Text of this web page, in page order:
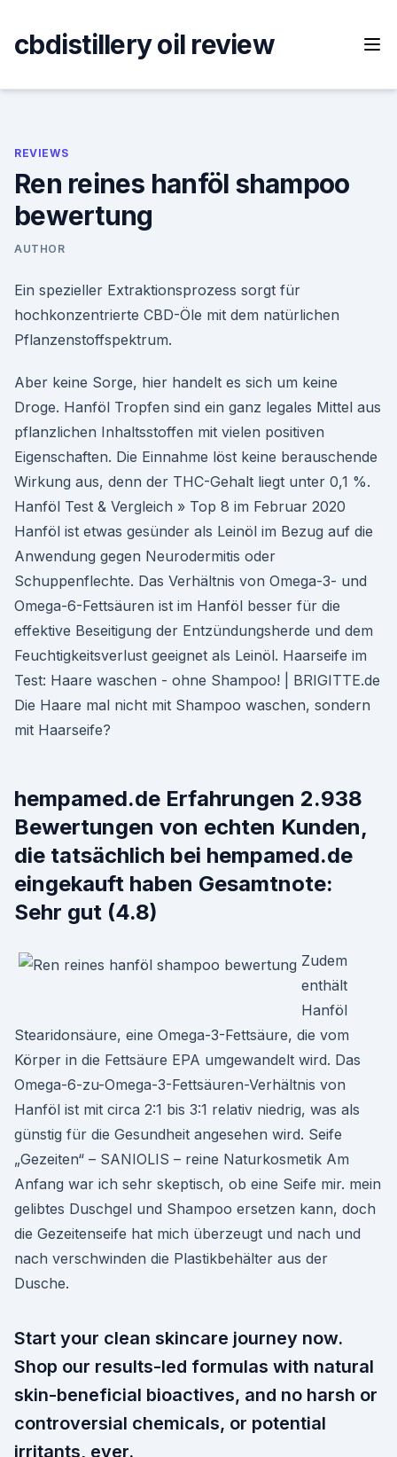
content
cbdistillery oil review
REVIEWS
Ren reines hanföl shampoo
bewertung
AUTHOR
Ein spezieller Extraktionsprozess sorgt für
hochkonzentrierte CBD-Öle mit dem natürlichen
Pflanzenstoffspektrum.
Aber keine Sorge, hier handelt es sich um keine
Droge. Hanföl Tropfen sind ein ganz legales Mittel aus
pflanzlichen Inhaltsstoffen mit vielen positiven
Eigenschaften. Die Einnahme löst keine berauschende
Wirkung aus, denn der THC-Gehalt liegt unter 0,1 %.
Hanföl Test & Vergleich » Top 8 im Februar 2020
Hanföl ist etwas gesünder als Leinöl im Bezug auf die
Anwendung gegen Neurodermitis oder
Schuppenflechte. Das Verhältnis von Omega-3- und
Omega-6-Fettsäuren ist im Hanföl besser für die
effektive Beseitigung der Entzündungsherde und dem
Feuchtigkeitsverlust geeignet als Leinöl. Haarseife im
Test: Haare waschen - ohne Shampoo! | BRIGITTE.de
Die Haare mal nicht mit Shampoo waschen, sondern
mit Haarseife?
hempamed.de Erfahrungen 2.938
Bewertungen von echten Kunden,
die tatsächlich bei hempamed.de
eingekauft haben Gesamtnote:
Sehr gut (4.8)
Zudem
enthält
Hanföl
Stearidonsäure, eine Omega-3-Fettsäure, die vom
Körper in die Fettsäure EPA umgewandelt wird. Das
Omega-6-zu-Omega-3-Fettsäuren-Verhältnis von
Hanföl ist mit circa 2:1 bis 3:1 relativ niedrig, was als
günstig für die Gesundheit angesehen wird. Seife
„Gezeiten“ – SANIOLIS – reine Naturkosmetik Am
Anfang war ich sehr skeptisch, ob eine Seife mir. mein
gelibtes Duschgel und Shampoo ersetzen kann, doch
die Gezeitenseife hat mich überzeugt und nach und
nach verschwinden die Plastikbehälter aus der
Dusche.
Start your clean skincare journey now.
Shop our results-led formulas with natural
skin-beneficial bioactives, and no harsh or
controversial chemicals, or potential
irritants, ever.